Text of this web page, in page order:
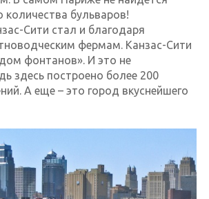
количества бульваров!
Сити стал и благодаря
фермам. Канзас-Сити
фонтанов». И это не
здесь построено более 200
А еще – это город вкуснейшего